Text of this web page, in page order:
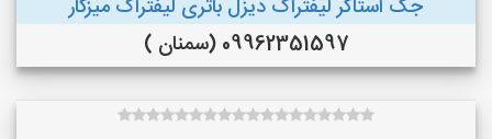
جک استاکر لیفتراک دیزل باتری لیفتراک میزکار
09962351597 (سمنان )